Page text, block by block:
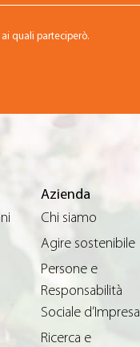
quali parteciperò.
Azienda
Chi siamo
Agire sostenibile
Persone e
Responsabilità
Sociale d’Impresa
Ricerca e